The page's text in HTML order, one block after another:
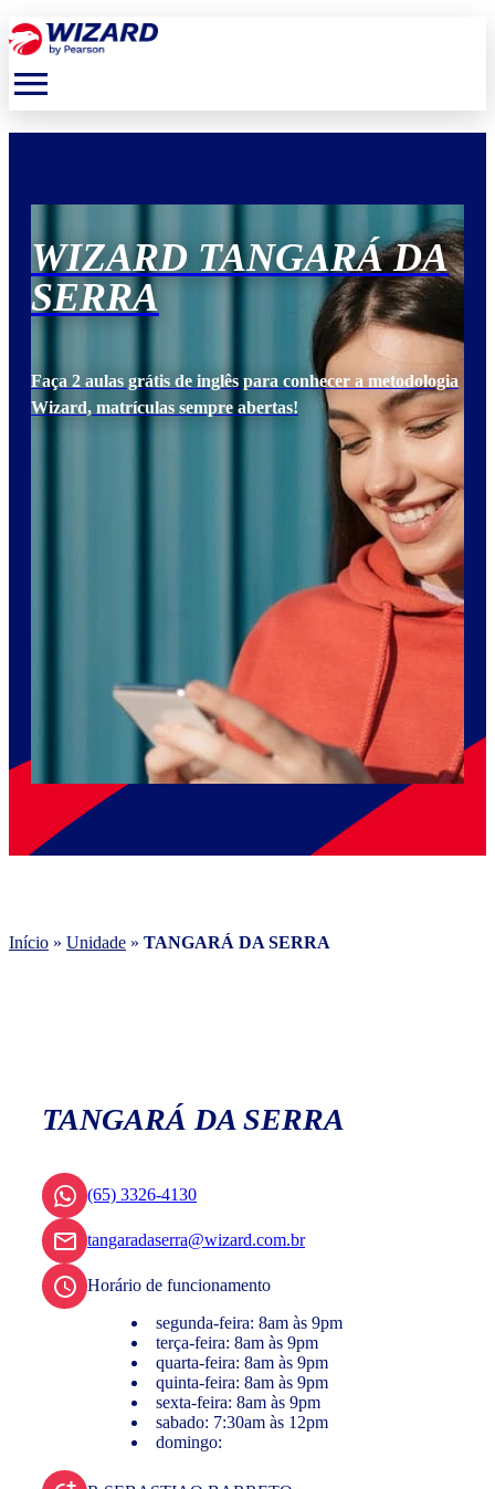
menu
WIZARD TANGARÁ DA
SERRA
Faça 2 aulas grátis de inglês para conhecer a metodologia
Wizard, matrículas sempre abertas!
Início » Unidade » TANGARÁ DA SERRA
TANGARÁ DA SERRA
(65) 3326-4130
tangaradaserra@wizard.com.br
Horário de funcionamento
segunda-feira: 8am às 9pm
terça-feira: 8am às 9pm
quarta-feira: 8am às 9pm
quinta-feira: 8am às 9pm
sexta-feira: 8am às 9pm
sabado: 7:30am às 12pm
domingo: